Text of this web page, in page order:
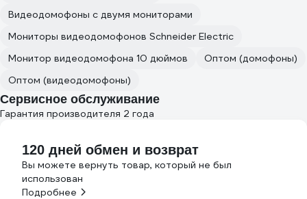
Видеодомофоны с двумя мониторами
Мониторы видеодомофонов Schneider Electric
Монитор видеодомофона 10 дюймов
Оптом (домофоны)
Оптом (видеодомофоны)
Сервисное обслуживание
Гарантия производителя 2 года
120 дней обмен и возврат
Вы можете вернуть товар, который не был
использован
Подробнее